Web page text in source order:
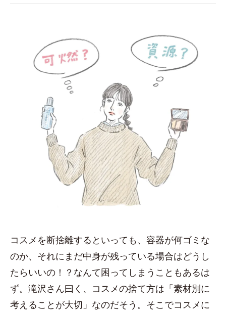
コスメを断捨離するといっても、容器が何ゴミな
のか、それにまだ中身が残っている場合はどうし
たらいいの！？なんて困ってしまうこともあるは
ず。滝沢さん曰く、コスメの捨て方は「素材別に
考えることが大切」なのだそう。そこでコスメに